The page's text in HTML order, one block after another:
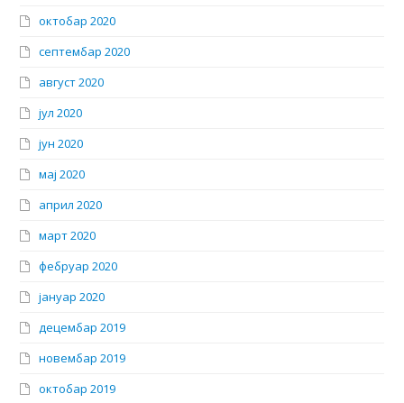
октобар 2020
септембар 2020
август 2020
јул 2020
јун 2020
мај 2020
април 2020
март 2020
фебруар 2020
јануар 2020
децембар 2019
новембар 2019
октобар 2019